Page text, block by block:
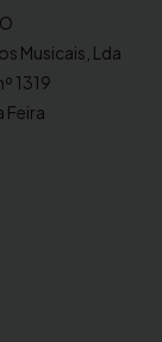
Musicais, Lda
1319
Feira